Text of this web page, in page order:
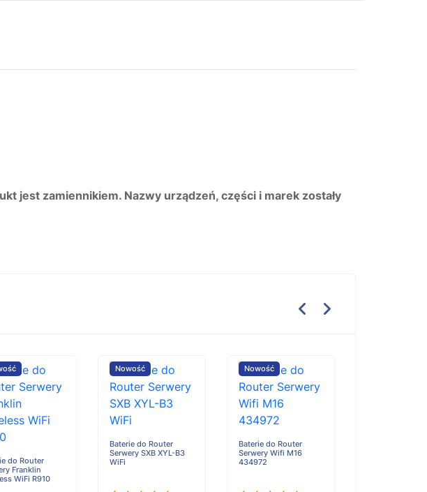
jest zamiennikiem. Nazwy urządzeń, części i marek zostały
do Router
Franklin
WiFi R910
Nowość
Baterie do Router
Serwery SXB XYL-B3
WiFi
Nowość
Baterie do Router
Serwery Wifi M16
434972